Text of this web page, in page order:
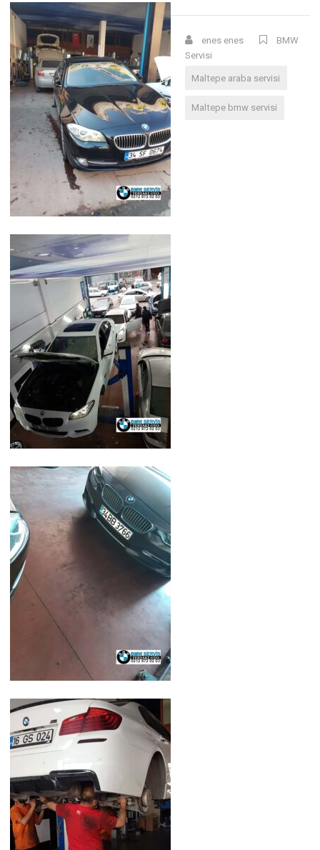
enes enes
BMW
Servisi
Maltepe araba servisi
Maltepe bmw servisi